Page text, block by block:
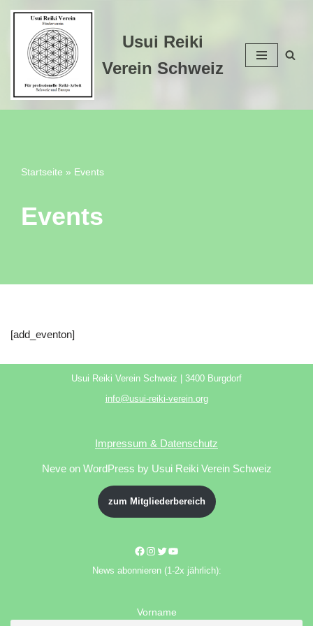
Zum
Inhalt
springen
Usui Reiki
Verein Schweiz
Startseite » Events
Events
[add_eventon]
Usui Reiki Verein Schweiz | 3400 Burgdorf
info@usui-reiki-verein.org
Impressum & Datenschutz
Neveon WordPress by Usui Reiki Verein Schweiz
zum Mitgliederbereich
News abonnieren (1-2x jährlich):
Vorname